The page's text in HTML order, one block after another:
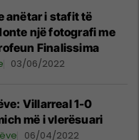
anëtar i stafit të
një fotografi me
Finalissima
03/06/2022
Villarreal 1-0
më i vlerësuari
06/04/2022